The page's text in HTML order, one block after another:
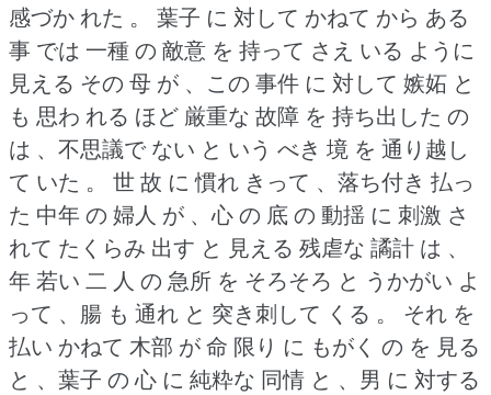
感づか れた 。
葉子 に 対して かねて から ある
事 では 一種 の 敵意 を 持って さえ いる ように
見える その 母 が 、この 事件 に 対して 嫉妬 と
も 思わ れる ほど 厳重な 故障 を 持ち出した の
は 、不思議で ない と いう べき 境 を 通り越し
て いた 。
世 故 に 慣れ きって 、落ち付き 払っ
た 中年 の 婦人 が 、心 の 底 の 動揺 に 刺激 さ
れて たくらみ 出す と 見える 残虐な 譎計 は 、
年 若い 二 人 の 急所 を そろそろ と うかがい よ
って 、腸 も 通れ と 突き刺して くる 。
それ を
払い かねて 木部 が 命 限り に もがく の を 見る
と 、葉子 の 心 に 純粋な 同情 と 、男 に 対する